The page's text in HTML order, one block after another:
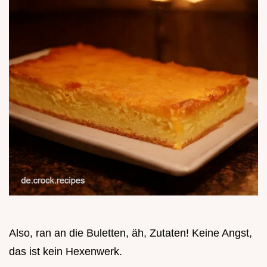
Also, ran an die Buletten, äh, Zutaten! Keine Angst,
das ist kein Hexenwerk.